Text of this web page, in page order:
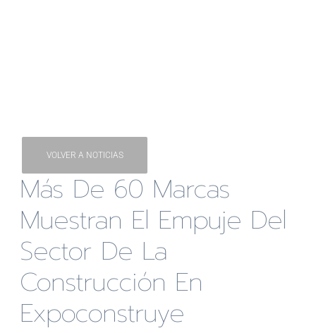
VOLVER A NOTICIAS
Más De 60 Marcas
Muestran El Empuje Del
Sector De La
Construcción En
Expoconstruye